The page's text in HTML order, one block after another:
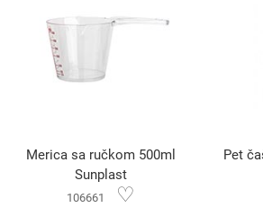
Merica sa ručkom 500ml
Sunplast
106661 ♡
Pet